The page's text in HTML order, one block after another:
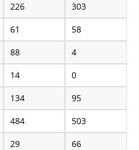
226 303
61 58
88 4
14 0
134 95
484 503
29 66